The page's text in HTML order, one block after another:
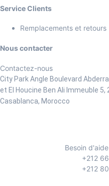
Service Clients
Remplacements et retours
Nous contacter
Contactez-nous
City Park Angle Boulevard
et El Houcine Ben Ali Immeuble 5,
Casablanca, Morocco
Besoin
+212
+212